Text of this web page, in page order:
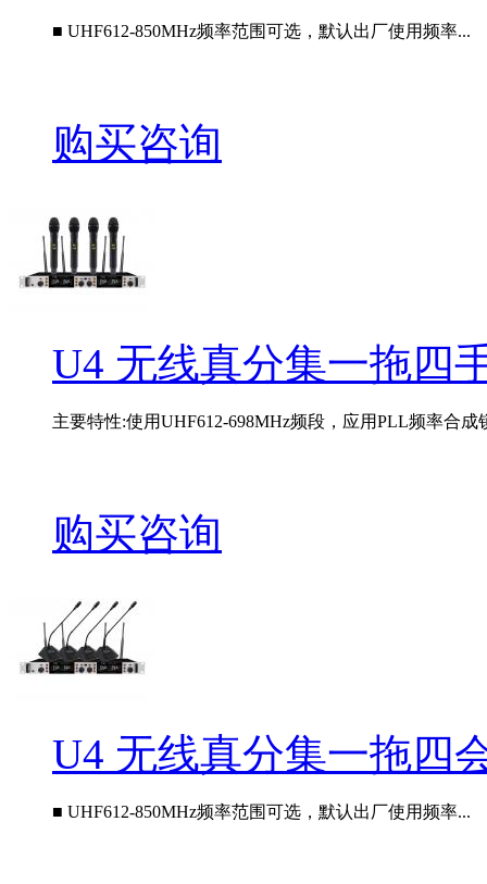
■ UHF612-850MHz频率范围可选，默认出厂使用频率...
购买咨询
U4 无线真分集一拖四
主要特性:使用UHF612-698MHz频段，应用PLL频率合成
购买咨询
U4 无线真分集一拖四
■ UHF612-850MHz频率范围可选，默认出厂使用频率...